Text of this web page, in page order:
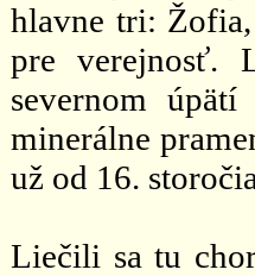
hlavne tri:
pre verejnosť.
severnom
minerálne
už od 16.
Liečili sa tu